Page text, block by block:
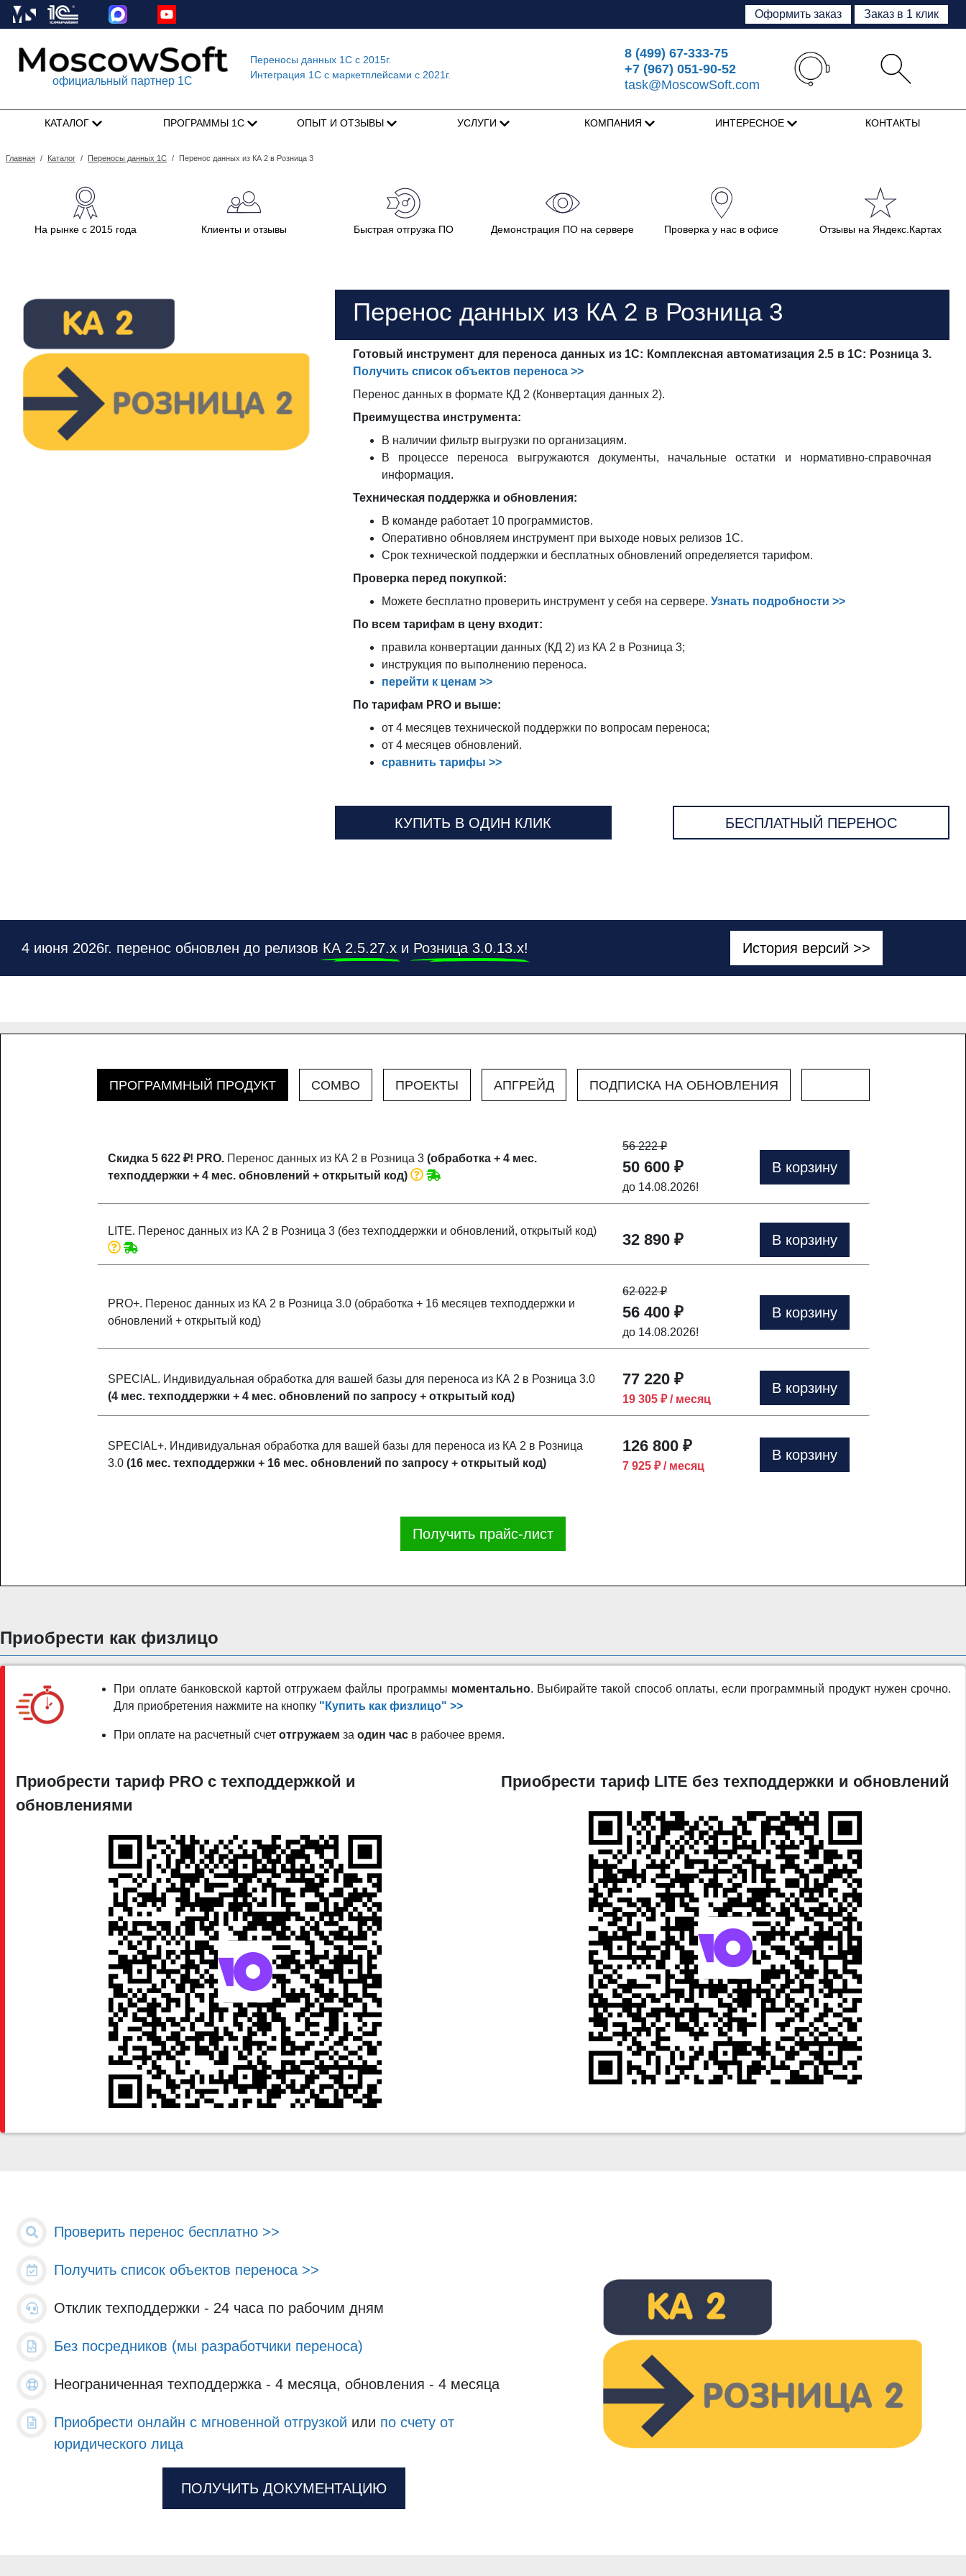
Оформить заказ Заказ в 1 клик
официальный партнер 1С
Переносы данных 1Сс 2015г.
Интеграция 1C с маркетплейсами с 2021г.
8 (499) 67-333-75
+7 (967) 051-90-52
task@MoscowSoft.com
КАТАЛОГ ПРОГРАММЫ 1С ОПЫТ И ОТЗЫВЫ УСЛУГИ КОМПАНИЯ ИНТЕРЕСНОЕ КОНТАКТЫ
Главная / Каталог / Переносы данных 1С / Перенос данных из КА 2 в Розница 3
На рынке с 2015 года Клиенты и отзывы Быстрая отгрузка ПО Демонстрация ПО на сервере Проверка у нас в офисе Отзывы на Яндекс.Картах
Перенос данных из КА 2 в Розница 3
Готовый инструмент для переноса данных из 1С: Комплексная автоматизация 2.5 в 1С: Розница 3.
Получить список объектов переноса >>
Перенос данных в формате КД 2 (Конвертация данных 2).
Преимущества инструмента:
В наличии фильтр выгрузки по организациям.
В процессе переноса выгружаются документы, начальные остатки и нормативно-справочная
информация.
Техническая поддержка и обновления:
В команде работает 10 программистов.
Оперативно обновляем инструмент при выходе новых релизов 1С.
Срок технической поддержки и бесплатных обновлений определяется тарифом.
Проверка перед покупкой:
Можете бесплатно проверить инструмент у себя на сервере. Узнать подробности >>
По всем тарифам в цену входит:
правила конвертации данных (КД 2) из КА 2 в Розница 3;
инструкция по выполнению переноса.
перейти к ценам >>
По тарифам PRO и выше:
от 4 месяцев технической поддержки по вопросам переноса;
от 4 месяцев обновлений.
сравнить тарифы >>
КУПИТЬ В ОДИН КЛИК БЕСПЛАТНЫЙ ПЕРЕНОС
4 июня 2026г. перенос обновлен до релизов КА 2.5.27.х и Розница 3.0.13.х! История версий >>
ПРОГРАММНЫЙ ПРОДУКТ COMBO ПРОЕКТЫ АПГРЕЙД ПОДПИСКА НА ОБНОВЛЕНИЯ
Скидка 5 622 ₽! PRO.Перенос данных из КА 2 в Розница 3(обработка + 4 мес.
техподдержки + 4 мес. обновлений + открытый код)
56 222₽
50 600 ₽
до 14.08.2026!
В корзину
LITE. Перенос данных из КА 2 в Розница 3 (без техподдержки и обновлений, открытый код) 32 890 ₽ В корзину
PRO+. Перенос данных из КА 2 в Розница 3.0 (обработка + 16 месяцев техподдержки и
обновлений + открытый код)
62 022₽
56 400 ₽
до 14.08.2026!
В корзину
SPECIAL. Индивидуальная обработка для вашей базы для переноса из КА 2 в Розница 3.0
(4 мес. техподдержки + 4 мес. обновлений по запросу + открытый код)
77 220 ₽
19 305 ₽ / месяц
В корзину
SPECIAL+. Индивидуальная обработка для вашей базы для переноса из КА 2 в Розница
3.0 (16 мес. техподдержки + 16 мес. обновлений по запросу + открытый код)
126 800 ₽
7 925 ₽ / месяц
В корзину
Получить прайс-лист
Приобрести как физлицо
При оплате банковской картой отгружаем файлы программы моментально. Выбирайте такой способ оплаты, если программный продукт нужен срочно.
Для приобретения нажмите на кнопку "Купить как физлицо" >>
При оплате на расчетный счетотгружаем заодин час в рабочее время.
Приобрести тариф PRO c техподдержкой и
обновлениями
Приобрести тариф LITE без техподдержки и обновлений
Проверить перенос бесплатно >>
Получить список объектов переноса >>
Отклик техподдержки - 24 часа по рабочим дням
Без посредников (мы разработчики переноса)
Неограниченная техподдержка - 4 месяца, обновления - 4 месяца
Приобрести онлайн с мгновенной отгрузкой или по счету от
юридического лица
ПОЛУЧИТЬ ДОКУМЕНТАЦИЮ